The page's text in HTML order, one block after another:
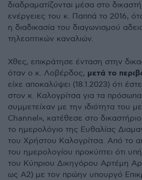
διαδραματίζονται μέσα στο
ενέργειες του κ. Παππά το 2016,
η διαδικασία του διαγωνισμού
τηλεοπτικών καναλιών.
Χθες, επικράτησε ένταση στην
όταν ο κ. Λοβέρδος, μετά το
είχε αποκαλύψει (18.1.2023) ότι
στον κ. Καλογρίτσα για τα
συμμετείχαν με την ιδιότητα του
Channel», κατέθεσε στο
το ημερολόγιο της Ευθαλίας
του Χρήστου Καλογρίτσα. Από το
του ημερολογίου προκύπτει ότι
του Κύπριου Δικηγόρου Αρτέμη
ως Α2) με τον πρώην υπουργό